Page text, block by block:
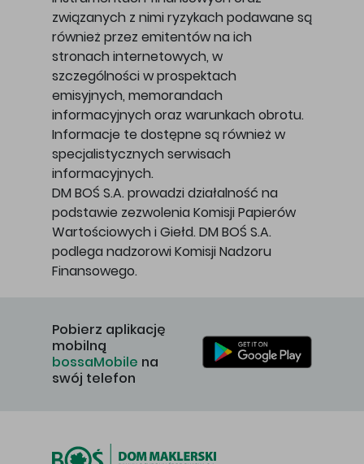
związanych z nimi ryzykach podawane są
również przez emitentów na ich
stronach internetowych, w
szczególności w prospektach
emisyjnych, memorandach
informacyjnych oraz warunkach obrotu.
Informacje te dostępne są również w
specjalistycznych serwisach
informacyjnych.
DM BOŚ S.A. prowadzi działalność na
podstawie zezwolenia Komisji Papierów
Wartościowych i Giełd. DM BOŚ S.A.
podlega nadzorowi Komisji Nadzoru
Finansowego.
Pobierz aplikację
mobilną
bossaMobile na
swój telefon